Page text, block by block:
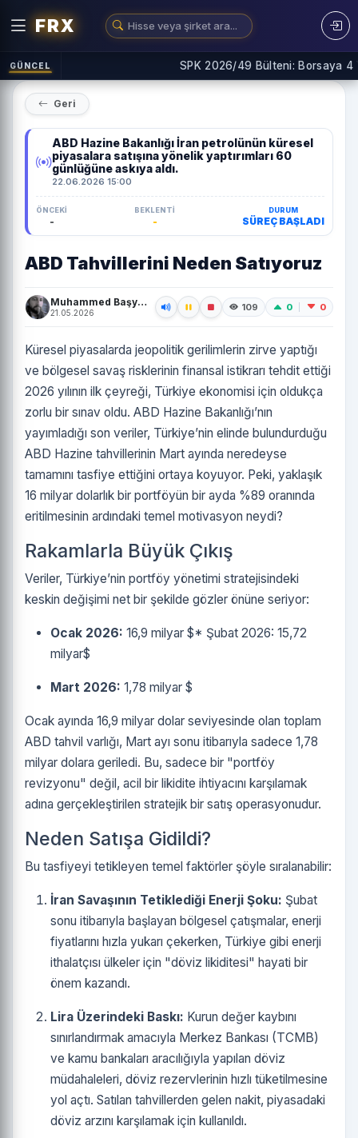
FRX
GÜNCEL SPK 2026/49 Bülteni: Borsaya 4
Geri
ABD Hazine Bakanlığı İran petrolünün küresel
piyasalara satışına yönelik yaptırımları 60
günlüğüne askıya aldı.
22.06.2026 15:00
ÖNCEKI
-
BEKLENTI
-
DURUM
SÜREÇ BAŞLADI
ABD Tahvillerini Neden Satıyoruz
Muhammed Başyiğit
21.05.2026 109 0 0
Küresel piyasalarda jeopolitik gerilimlerin zirve yaptığı
ve bölgesel savaş risklerinin finansal istikrarı tehdit ettiği
2026 yılının ilk çeyreği, Türkiye ekonomisi için oldukça
zorlu bir sınav oldu. ABD Hazine Bakanlığı’nın
yayımladığı son veriler, Türkiye’nin elinde bulundurduğu
ABD Hazine tahvillerinin Mart ayında neredeyse
tamamını tasfiye ettiğini ortaya koyuyor. Peki, yaklaşık
16 milyar dolarlık bir portföyün bir ayda %89 oranında
eritilmesinin ardındaki temel motivasyon neydi?
Rakamlarla Büyük Çıkış
Veriler, Türkiye’nin portföy yönetimi stratejisindeki
keskin değişimi net bir şekilde gözler önüne seriyor:
Ocak 2026: 16,9 milyar $* Şubat 2026: 15,72
milyar$
Mart 2026: 1,78 milyar $
Ocak ayında 16,9 milyar dolar seviyesinde olan toplam
ABD tahvil varlığı, Mart ayı sonu itibarıyla sadece 1,78
milyar dolara geriledi. Bu, sadece bir "portföy
revizyonu" değil, acil bir likidite ihtiyacını karşılamak
adına gerçekleştirilen stratejik bir satış operasyonudur.
Neden Satışa Gidildi?
Bu tasfiyeyi tetikleyen temel faktörler şöyle sıralanabilir:
İran Savaşının Tetiklediği Enerji Şoku: Şubat
sonu itibarıyla başlayan bölgesel çatışmalar, enerji
fiyatlarını hızla yukarı çekerken, Türkiye gibi enerji
ithalatçısı ülkeler için "döviz likiditesi" hayati bir
önem kazandı.
Lira Üzerindeki Baskı: Kurun değer kaybını
sınırlandırmak amacıyla Merkez Bankası (TCMB)
ve kamu bankaları aracılığıyla yapılan döviz
müdahaleleri, döviz rezervlerinin hızlı tüketilmesine
yol açtı. Satılan tahvillerden gelen nakit, piyasadaki
döviz arzını karşılamak için kullanıldı.